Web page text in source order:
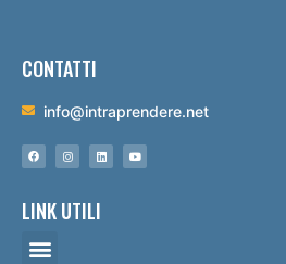
CONTATTI
info@intraprendere.net
LINK UTILI